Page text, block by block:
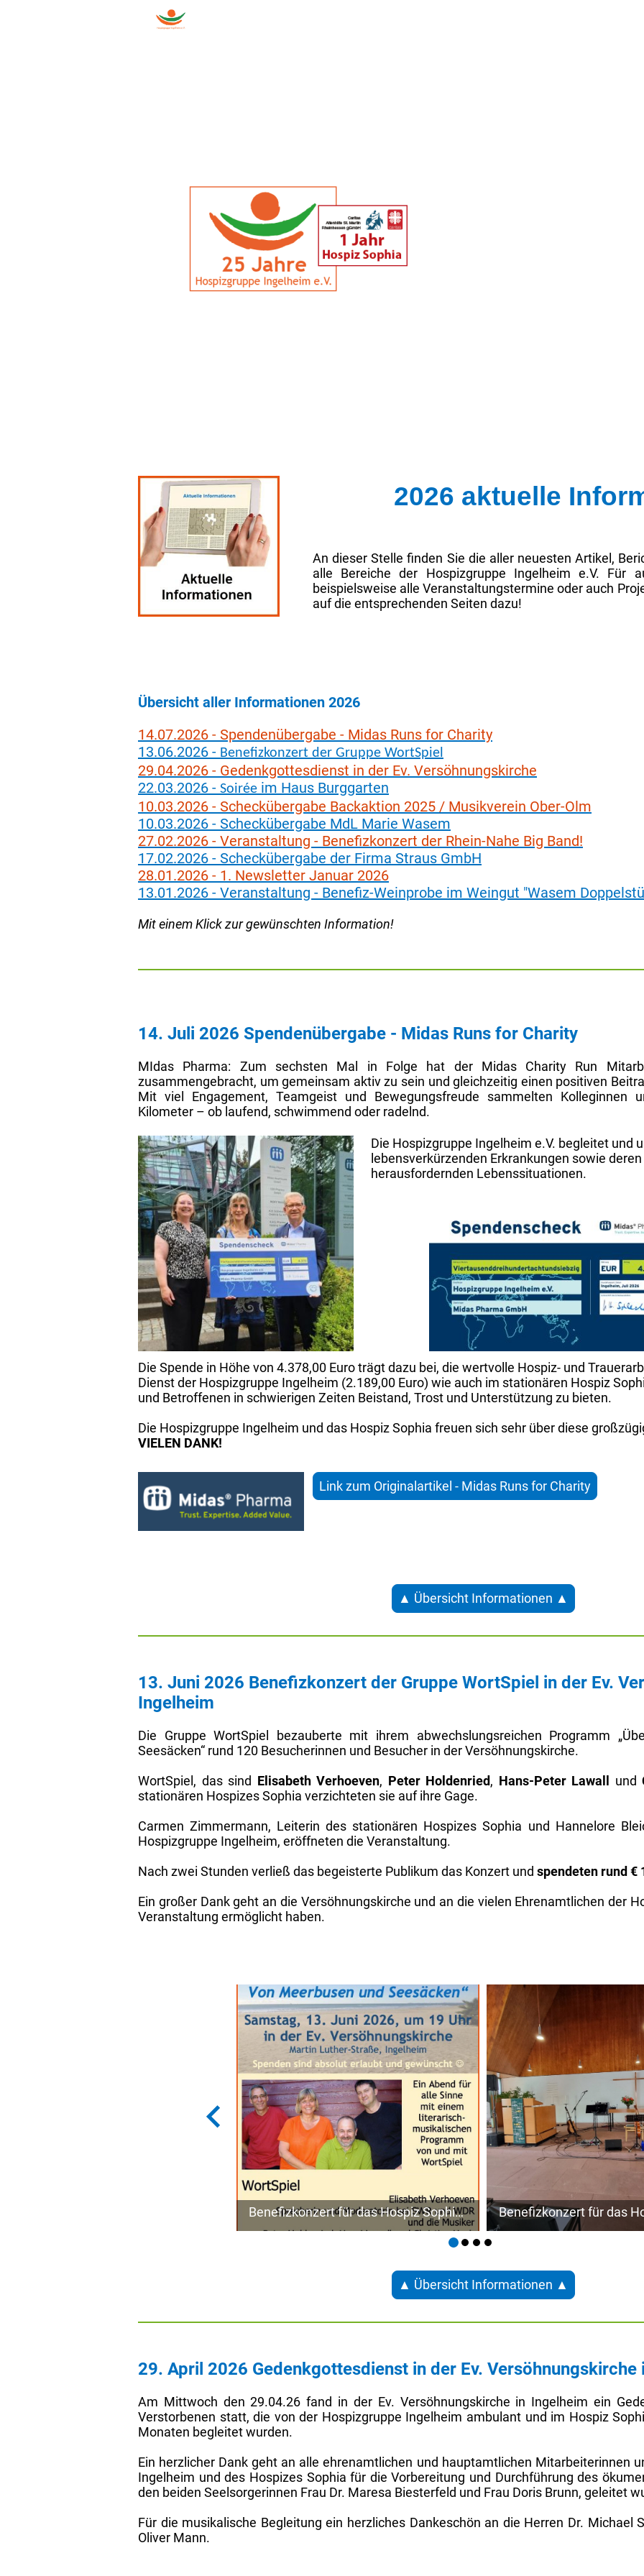
2026 aktuelle
An dieser Stelle finden Sie die aller neuesten Artikel,
alle Bereiche der Hospizgruppe Ingelheim e.V. Für
beispielsweise alle Veranstaltungstermine oder auch
auf die entsprechenden Seiten dazu!
Übersicht aller Informationen 2026
14.07.2026 - Spendenübergabe - Midas Runs for Charity
13.06.2026 - Benefizkonzert der Gruppe WortSpiel
29.04.2026 - Gedenkgottesdienst in der Ev. Versöhnungskirche
22.03.2026 - Soirée im Haus Burggarten
10.03.2026 - Scheckübergabe Backaktion 2025 / Musikverein Ober-Olm
10.03.2026 - Scheckübergabe MdL Marie Wasem
27.02.2026 - Veranstaltung - Benefizkonzert der Rhein-Nahe Big Band!
17.02.2026 - Scheckübergabe der Firma Straus GmbH
28.01.2026 - 1. Newsletter Januar 2026
13.01.2026 - Veranstaltung - Benefiz-Weinprobe im Weingut "Wasem
Mit einem Klick zur gewünschten Information!
14. Juli 2026 Spendenübergabe - Midas Runs for Charity
MIdas Pharma: Zum sechsten Mal in Folge hat der Midas Charity Run
zusammengebracht, um gemeinsam aktiv zu sein und gleichzeitig einen positiven
Mit viel Engagement, Teamgeist und Bewegungsfreude sammelten Kolleginnen
Kilometer – ob laufend, schwimmend oder radelnd.
Die Hospizgruppe Ingelheim e.V. begleitet und
lebensverkürzenden Erkrankungen sowie
herausfordernden Lebenssituationen.
Die Spende in Höhe von 4.378,00 Euro trägt dazu bei, die wertvolle Hospiz- und
Dienst der Hospizgruppe Ingelheim (2.189,00 Euro) wie auch im stationären Hospiz
und Betroffenen in schwierigen Zeiten Beistand, Trost und Unterstützung zu bieten.
Die Hospizgruppe Ingelheim und das Hospiz Sophia freuen sich sehr über diese
VIELEN DANK!
Link zum Originalartikel - Midas Runs for Charity
▲ Übersicht Informationen ▲
13. Juni 2026 Benefizkonzert der Gruppe WortSpiel in der Ev.
Ingelheim
Die Gruppe WortSpiel bezauberte mit ihrem abwechslungsreichen Programm
Seesäcken“ rund 120 Besucherinnen und Besucher in der Versöhnungskirche.
WortSpiel, das sind Elisabeth Verhoeven, Peter Holdenried, Hans-Peter Lawall und
stationären Hospizes Sophia verzichteten sie auf ihre Gage.
Carmen Zimmermann, Leiterin des stationären Hospizes Sophia und Hannelore
Hospizgruppe Ingelheim, eröffneten die Veranstaltung.
Nach zwei Stunden verließ das begeisterte Publikum das Konzert und spendeten rund €
Ein großer Dank geht an die Versöhnungskirche und an die vielen Ehrenamtlichen der
Veranstaltung ermöglicht haben.
Benefizkonzert für das Hospiz Sophia - "Übers Meer - Von Meerbusen und Seesäcken"
▲ Übersicht Informationen ▲
29. April 2026 Gedenkgottesdienst in der Ev. Versöhnungskirche
Am Mittwoch den 29.04.26 fand in der Ev. Versöhnungskirche in Ingelheim ein
Verstorbenen statt, die von der Hospizgruppe Ingelheim ambulant und im Hospiz
Monaten begleitet wurden.
Ein herzlicher Dank geht an alle ehrenamtlichen und hauptamtlichen Mitarbeiterinnen
Ingelheim und des Hospizes Sophia für die Vorbereitung und Durchführung des
den beiden Seelsorgerinnen Frau Dr. Maresa Biesterfeld und Frau Doris Brunn, geleitet
Für die musikalische Begleitung ein herzliches Dankeschön an die Herren Dr. Michael
Oliver Mann.